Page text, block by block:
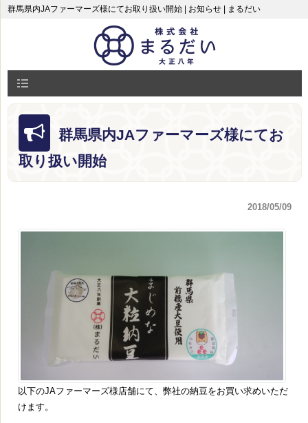
群馬県内JAファーマーズ様にてお取り扱い開始 | お知らせ | まるだい
群馬県内JAファーマーズ様にてお
取り扱い開始
2018/05/09
以下のJAファーマーズ様店舗にて、弊社の納豆をお買い求めいただ
けます。